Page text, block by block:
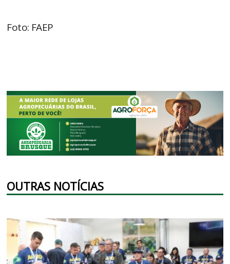
Foto: FAEP
OUTRAS NOTÍCIAS